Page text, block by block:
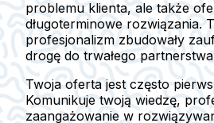
problemu klienta, ale także
długoterminowe rozwiązania.
profesjonalizm zbudowały
drogę do trwałego
Twoja oferta jest często
Komunikuje twoją wiedzę,
zaangażowanie w